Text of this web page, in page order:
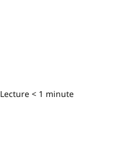
Lecture < 1 minute